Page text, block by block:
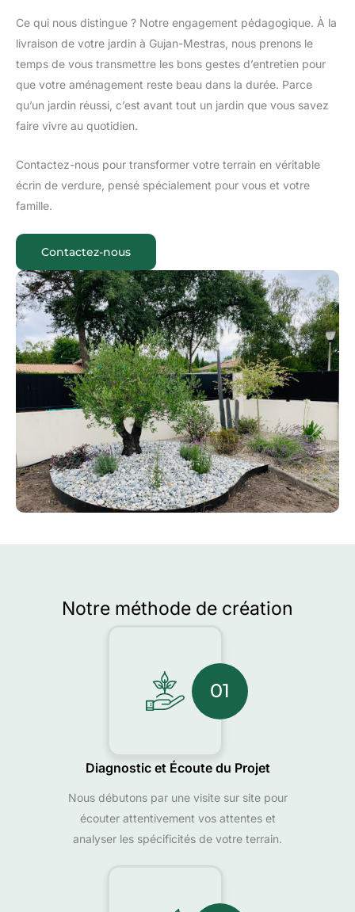
Ce qui nous distingue ? Notre engagement pédagogique. À la
livraison de votre jardin à Gujan-Mestras, nous prenons le
temps de vous transmettre les bons gestes d’entretien pour
que votre aménagement reste beau dans la durée. Parce
qu’un jardin réussi, c’est avant tout un jardin que vous savez
faire vivre au quotidien.
Contactez-nous pour transformer votre terrain en véritable
écrin de verdure, pensé spécialement pour vous et votre
famille.
Contactez-nous
Notre méthode de création
01
Diagnostic et Écoute du Projet
Nous débutons par une visite sur site pour
écouter attentivement vos attentes et
analyser les spécificités de votre terrain.